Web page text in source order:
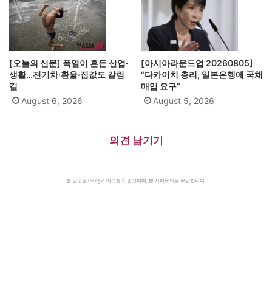
[오늘의 신문] 폭염이 흔든 산업·
생활…전기차·환율·집값도 갈림
길
August 6, 2026
[아시아라운드업 20260805]
“다카이치 총리, 일본은행에 국채
매입 요구”
August 5, 2026
의견 남기기
본 광고는 Google 애드센스 광고이며, 본 사이트와는 무관합니다.